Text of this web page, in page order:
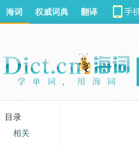
海词 权威词典 翻译
目录
相关